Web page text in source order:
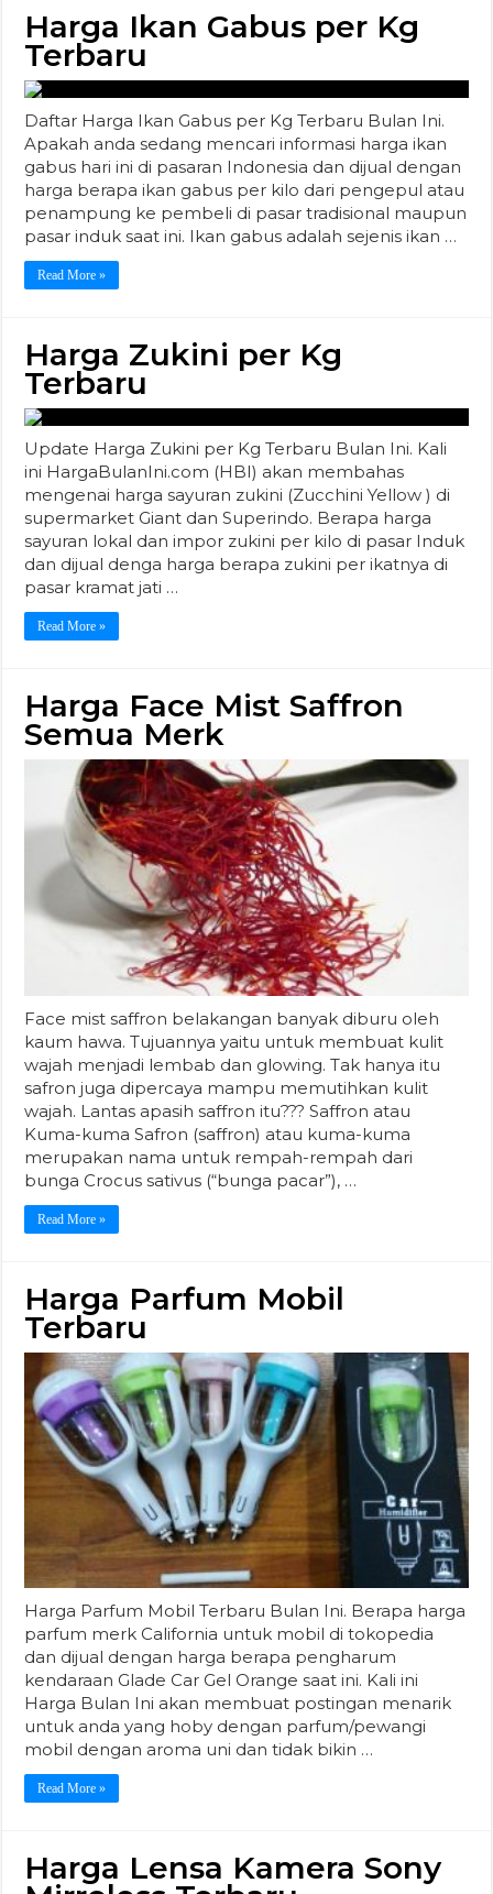
Harga Ikan Gabus per Kg
Terbaru
Daftar Harga Ikan Gabus per Kg Terbaru Bulan Ini.
Apakah anda sedang mencari informasi harga ikan
gabus hari ini di pasaran Indonesia dan dijual dengan
harga berapa ikan gabus per kilo dari pengepul atau
penampung ke pembeli di pasar tradisional maupun
pasar induk saat ini. Ikan gabus adalah sejenis ikan …
Read More »
Harga Zukini per Kg
Terbaru
Update Harga Zukini per Kg Terbaru Bulan Ini. Kali
ini HargaBulanIni.com (HBI) akan membahas
mengenai harga sayuran zukini (Zucchini Yellow ) di
supermarket Giant dan Superindo. Berapa harga
sayuran lokal dan impor zukini per kilo di pasar Induk
dan dijual denga harga berapa zukini per ikatnya di
pasar kramat jati …
Read More »
Harga Face Mist Saffron
Semua Merk
Face mist saffron belakangan banyak diburu oleh
kaum hawa. Tujuannya yaitu untuk membuat kulit
wajah menjadi lembab dan glowing. Tak hanya itu
safron juga dipercaya mampu memutihkan kulit
wajah. Lantas apasih saffron itu??? Saffron atau
Kuma-kuma Safron (saffron) atau kuma-kuma
merupakan nama untuk rempah-rempah dari
bunga Crocus sativus (“bunga pacar”), …
Read More »
Harga Parfum Mobil
Terbaru
Harga Parfum Mobil Terbaru Bulan Ini. Berapa harga
parfum merk California untuk mobil di tokopedia
dan dijual dengan harga berapa pengharum
kendaraan Glade Car Gel Orange saat ini. Kali ini
Harga Bulan Ini akan membuat postingan menarik
untuk anda yang hoby dengan parfum/pewangi
mobil dengan aroma uni dan tidak bikin …
Read More »
Harga Lensa Kamera Sony